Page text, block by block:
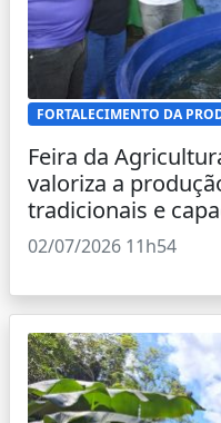
FORTALECIMENTO DA
Feira da
valoriza a
tradicionais e
02/07/2026 11h54